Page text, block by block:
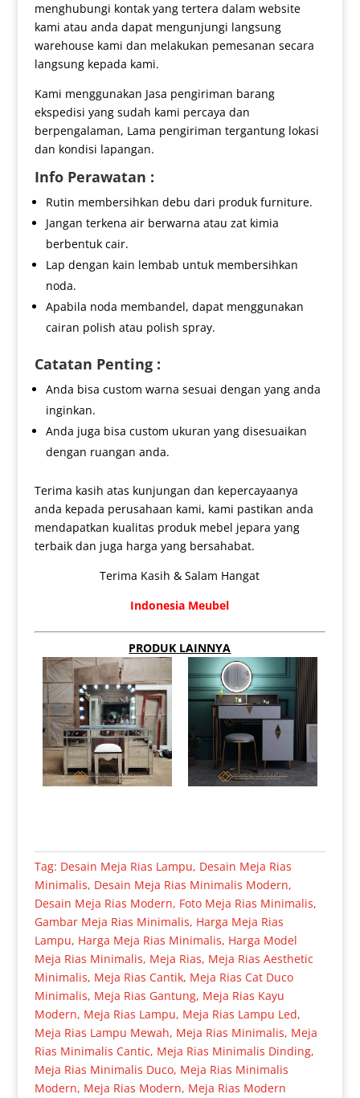
menghubungi kontak yang tertera dalam website
kami atau anda dapat mengunjungi langsung
warehouse kami dan melakukan pemesanan secara
langsung kepada kami.
Kami menggunakan Jasa pengiriman barang
ekspedisi yang sudah kami percaya dan
berpengalaman, Lama pengiriman tergantung lokasi
dan kondisi lapangan.
Info Perawatan :
Rutin membersihkan debu dari produk furniture.
Jangan terkena air berwarna atau zat kimia
berbentuk cair.
Lap dengan kain lembab untuk membersihkan
noda.
Apabila noda membandel, dapat menggunakan
cairan polish atau polish spray.
Catatan Penting :
Anda bisa custom warna sesuai dengan yang anda
inginkan.
Anda juga bisa custom ukuran yang disesuaikan
dengan ruangan anda.
Terima kasih atas kunjungan dan kepercayaanya
anda kepada perusahaan kami, kami pastikan anda
mendapatkan kualitas produk mebel jepara yang
terbaik dan juga harga yang bersahabat.
Terima Kasih & Salam Hangat
Indonesia Meubel
PRODUK LAINNYA
Tag: Desain Meja Rias Lampu, Desain Meja Rias
Minimalis, Desain Meja Rias Minimalis Modern,
Desain Meja Rias Modern, Foto Meja Rias Minimalis,
Gambar Meja Rias Minimalis, Harga Meja Rias
Lampu, Harga Meja Rias Minimalis, Harga Model
Meja Rias Minimalis, Meja Rias, Meja Rias Aesthetic
Minimalis, Meja Rias Cantik, Meja Rias Cat Duco
Minimalis, Meja Rias Gantung, Meja Rias Kayu
Modern, Meja Rias Lampu, Meja Rias Lampu Led,
Meja Rias Lampu Mewah, Meja Rias Minimalis, Meja
Rias Minimalis Cantic, Meja Rias Minimalis Dinding,
Meja Rias Minimalis Duco, Meja Rias Minimalis
Modern, Meja Rias Modern, Meja Rias Modern